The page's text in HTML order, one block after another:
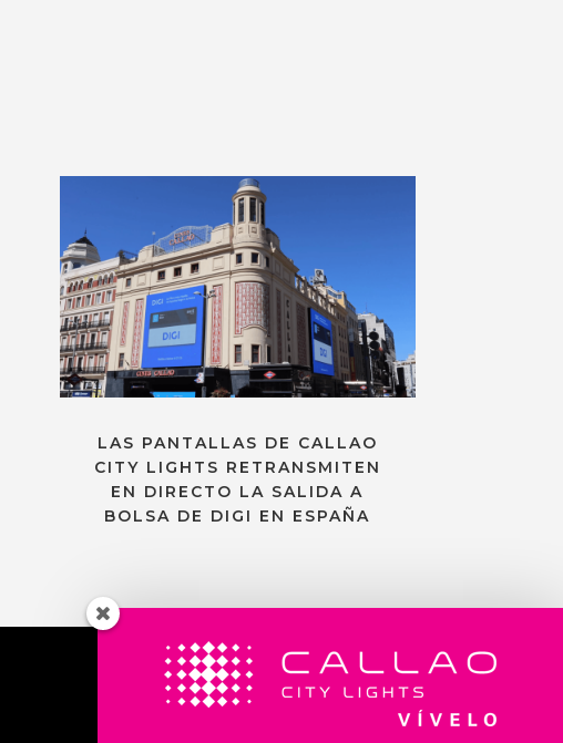
LAS PANTALLAS DE CALLAO
CITY LIGHTS RETRANSMITEN
EN DIRECTO LA SALIDA A
BOLSA DE DIGI EN ESPAÑA